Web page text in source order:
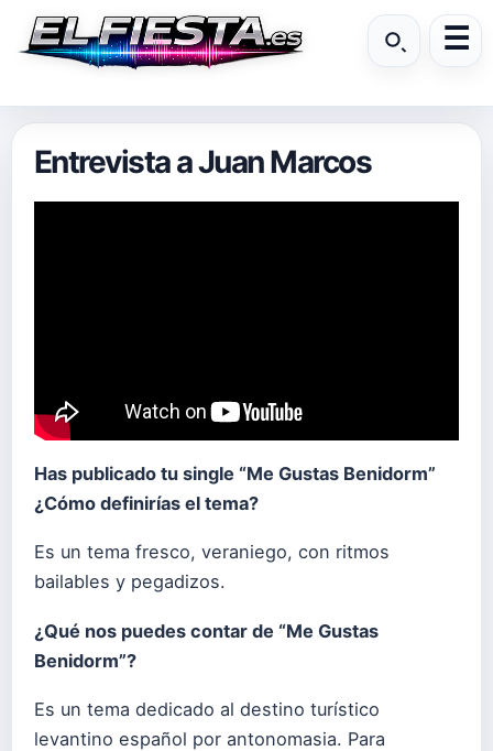
Entrevista a Juan Marcos
Has publicado tu single “Me Gustas Benidorm”
¿Cómo definirías el tema?
Es un tema fresco, veraniego, con ritmos
bailables y pegadizos.
¿Qué nos puedes contar de “Me Gustas
Benidorm”?
Es un tema dedicado al destino turístico
levantino español por antonomasia. Para